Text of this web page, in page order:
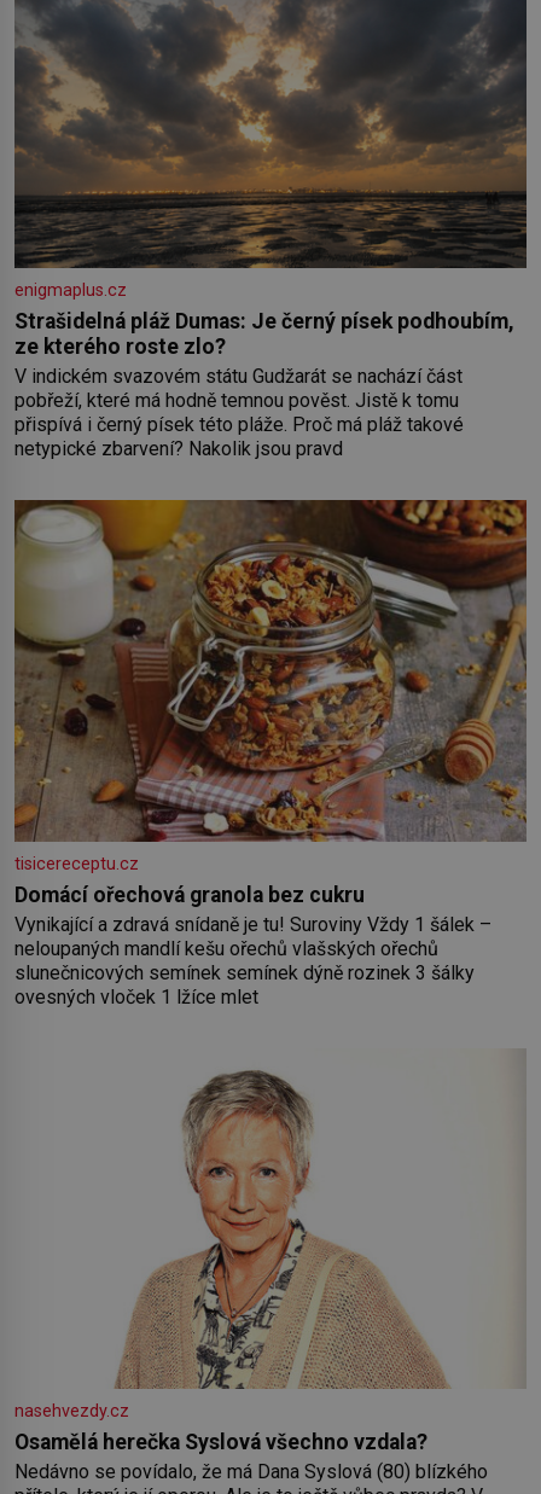
enigmaplus.cz
Strašidelná pláž Dumas: Je černý písek podhoubím,
ze kterého roste zlo?
V indickém svazovém státu Gudžarát se nachází část
pobřeží, které má hodně temnou pověst. Jistě k tomu
přispívá i černý písek této pláže. Proč má pláž takové
netypické zbarvení? Nakolik jsou pravd
tisicereceptu.cz
Domácí ořechová granola bez cukru
Vynikající a zdravá snídaně je tu! Suroviny Vždy 1 šálek –
neloupaných mandlí kešu ořechů vlašských ořechů
slunečnicových semínek semínek dýně rozinek 3 šálky
ovesných vloček 1 lžíce mlet
nasehvezdy.cz
Osamělá herečka Syslová všechno vzdala?
Nedávno se povídalo, že má Dana Syslová (80) blízkého